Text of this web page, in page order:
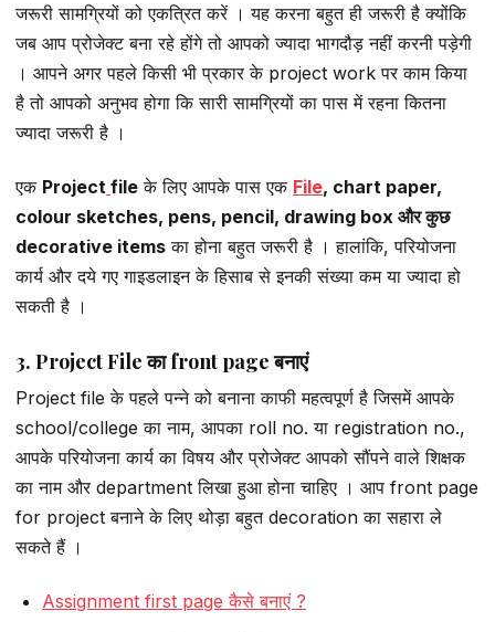
जरूरी सामग्रियों को एकत्रित करें । यह करना बहुत ही जरूरी है क्योंकि
जब आप प्रोजेक्ट बना रहे होंगे तो आपको ज्यादा भागदौड़ नहीं करनी पड़ेगी
। आपने अगर पहले किसी भी प्रकार के project work पर काम किया
है तो आपको अनुभव होगा कि सारी सामग्रियों का पास में रहना कितना
ज्यादा जरूरी है ।
एक Project file के लिए आपके पास एक File, chart paper,
colour sketches, pens, pencil, drawing box और कुछ
decorative items का होना बहुत जरूरी है । हालांकि, परियोजना
कार्य और दये गए गाइडलाइन के हिसाब से इनकी संख्या कम या ज्यादा हो
सकती है ।
3. Project File का front page बनाएं
Project file के पहले पन्ने को बनाना काफी महत्वपूर्ण है जिसमें आपके
school/college का नाम, आपका roll no. या registration no.,
आपके परियोजना कार्य का विषय और प्रोजेक्ट आपको सौंपने वाले शिक्षक
का नाम और department लिखा हुआ होना चाहिए । आप front page
for project बनाने के लिए थोड़ा बहुत decoration का सहारा ले
सकते हैं ।
Assignment first page कैसे बनाएं ?